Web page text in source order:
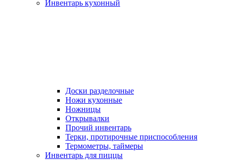
Инвентарь кухонный
Доски разделочные
Ножи кухонные
Ножницы
Открывалки
Прочий инвентарь
Терки, протирочные приспособления
Термометры, таймеры
Инвентарь для пиццы